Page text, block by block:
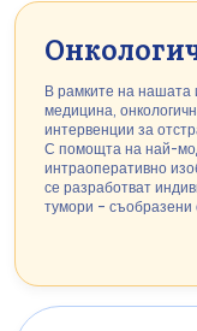
В рамките на нашата
медицина,
интервенции за
С помощта на най-
интраоперативно
се разработват
тумори –